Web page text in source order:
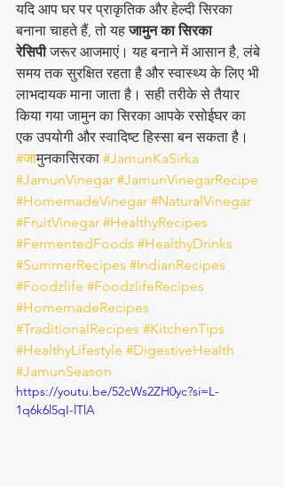
यदि आप घर पर प्राकृतिक और हेल्दी सिरका
बनाना चाहते हैं, तो यह जामुन का सिरका
रेसिपी जरूर आजमाएं। यह बनाने में आसान है, लंबे
समय तक सुरक्षित रहता है और स्वास्थ्य के लिए भी
लाभदायक माना जाता है। सही तरीके से तैयार
किया गया जामुन का सिरका आपके रसोईघर का
एक उपयोगी और स्वादिष्ट हिस्सा बन सकता है।
#जामुनकासिरका #JamunKaSirka
#JamunVinegar #JamunVinegarRecipe
#HomemadeVinegar #NaturalVinegar
#FruitVinegar #HealthyRecipes
#FermentedFoods #HealthyDrinks
#SummerRecipes #IndianRecipes
#Foodzlife #FoodzlifeRecipes
#HomemadeRecipes
#TraditionalRecipes #KitchenTips
#HealthyLifestyle #DigestiveHealth
#JamunSeason
https://youtu.be/52cWs2ZH0yc?si=L-
1q6k6l5qI-lTlA